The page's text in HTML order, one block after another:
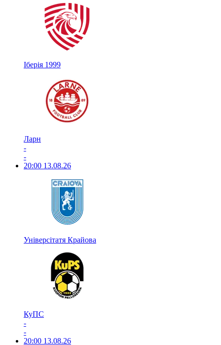
Іберія 1999
Ларн
-
-
20:00 13.08.26
Універсітатя Крайова
КуПС
-
-
20:00 13.08.26